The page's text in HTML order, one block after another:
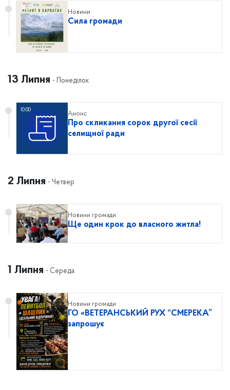
Новини
Сила громади
08:30
13 Липня - Понеділок
Анонс
Про скликання сорок другої сесії
селищної ради
10:00
2 Липня - Четвер
Новини громади
Ще один крок до власного житла!
08:06
1 Липня - Середа
Новини громади
ГО «ВЕТЕРАНСЬКИЙ РУХ “СМЕРЕКА”
запрошує
09:24